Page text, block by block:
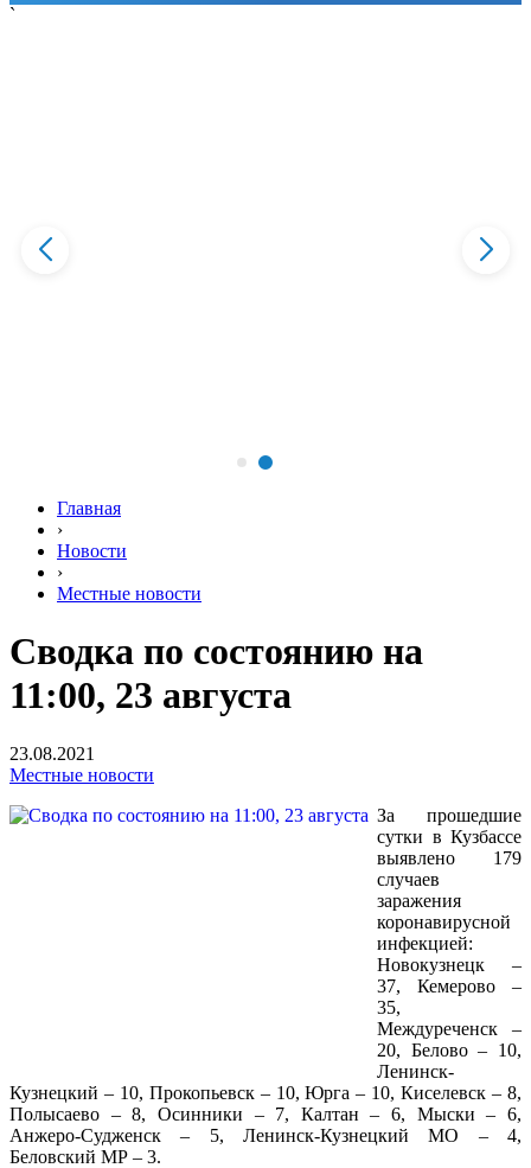
`
Главная
›
Новости
›
Местные новости
Сводка по состоянию на
11:00, 23 августа
23.08.2021
Местные новости
За прошедшие
сутки в Кузбассе
выявлено 179
случаев
заражения
коронавирусной
инфекцией:
Новокузнецк –
37, Кемерово –
35,
Междуреченск –
20, Белово – 10,
Ленинск-
Кузнецкий – 10, Прокопьевск – 10, Юрга – 10, Киселевск – 8,
Полысаево – 8, Осинники – 7, Калтан – 6, Мыски – 6,
Анжеро-Судженск – 5, Ленинск-Кузнецкий МО – 4,
Беловский МР – 3.